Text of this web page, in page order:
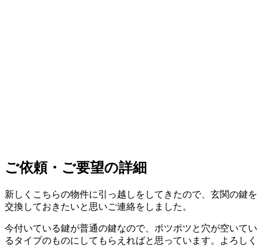
ご依頼・ご要望の詳細
新しくこちらの物件に引っ越しをしてきたので、玄関の鍵を
交換しておきたいと思いご連絡をしました。
今付いている鍵が普通の鍵なので、ポツポツと穴が空いてい
るタイプのものにしてもらえればと思っています。よろしく